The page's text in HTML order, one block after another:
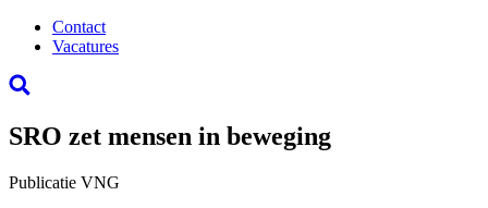
Contact
Vacatures
SRO zet mensen in beweging
Publicatie VNG